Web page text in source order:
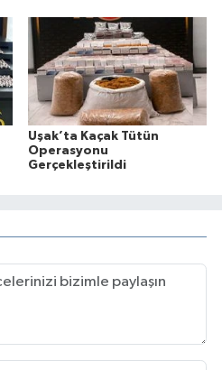
Uşak’ta Kaçak Tütün
Operasyonu
Gerçekleştirildi